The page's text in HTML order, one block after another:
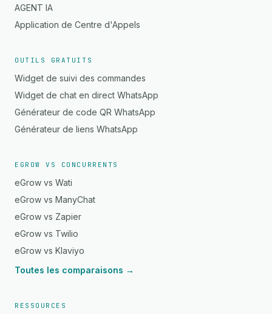
AGENT IA
Application de Centre d'Appels
OUTILS GRATUITS
Widget de suivi des commandes
Widget de chat en direct WhatsApp
Générateur de code QR WhatsApp
Générateur de liens WhatsApp
EGROW VS CONCURRENTS
eGrow vs Wati
eGrow vs ManyChat
eGrow vs Zapier
eGrow vs Twilio
eGrow vs Klaviyo
Toutes les comparaisons →
RESSOURCES